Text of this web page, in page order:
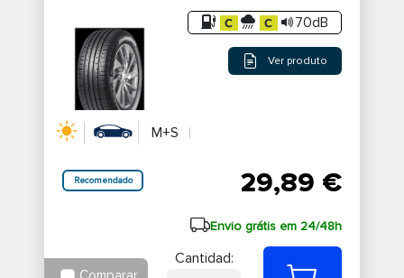
70dB
Ver produto
M+S
Recomendado 29,89 €
Envio grátis em 24/48h
Cantidad: